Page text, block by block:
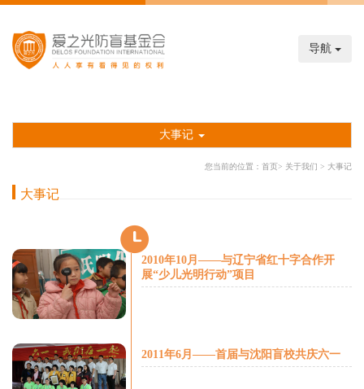
导航
大事记
您当前的位置： 首页> 关于我们 > 大事记
大事记
2010年10月——与辽宁省红十字合作开
展“少儿光明行动”项目
2011年6月——首届与沈阳盲校共庆六一